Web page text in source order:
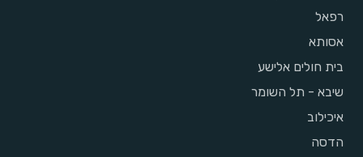
רפאל
אסותא
בית חולים אלישע
שיבא - תל השומר
איכילוב
הדסה